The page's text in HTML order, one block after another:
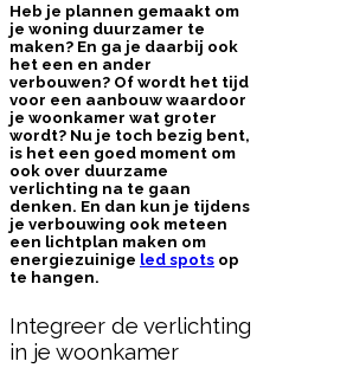
Heb je plannen gemaakt om
je woning duurzamer te
maken? En ga je daarbij ook
het een en ander
verbouwen? Of wordt het tijd
voor een aanbouw waardoor
je woonkamer wat groter
wordt? Nu je toch bezig bent,
is het een goed moment om
ook over duurzame
verlichting na te gaan
denken. En dan kun je tijdens
je verbouwing ook meteen
een lichtplan maken om
energiezuinige led spots op
te hangen.
Integreer de verlichting
in je woonkamer